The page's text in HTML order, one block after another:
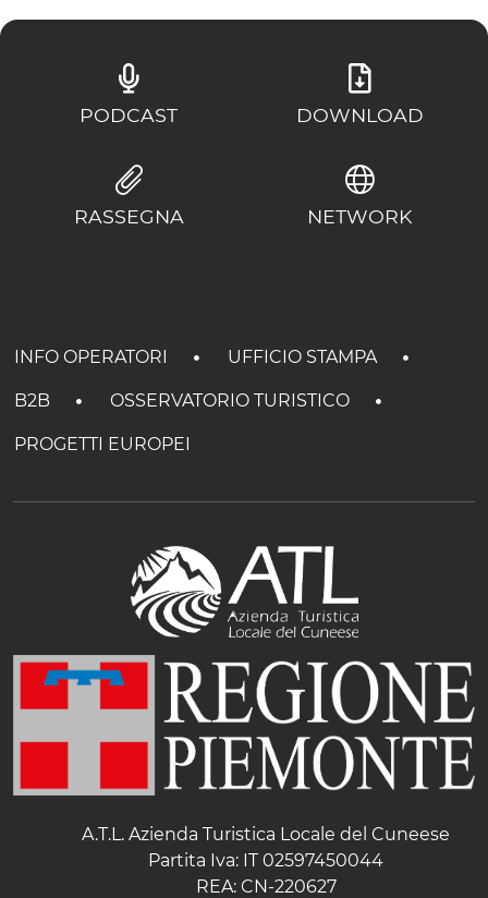
PODCAST DOWNLOAD
RASSEGNA NETWORK
INFO OPERATORI UFFICIO STAMPA
B2B OSSERVATORIO TURISTICO
PROGETTI EUROPEI
A.T.L. Azienda Turistica Locale del Cuneese
Partita Iva: IT 02597450044
REA: CN-220627